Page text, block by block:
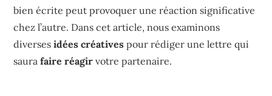
bien écrite peut provoquer une réaction significative
chez l’autre. Dans cet article, nous examinons
diversesidées créatives pour rédiger une lettre qui
saurafaire réagir votre partenaire.